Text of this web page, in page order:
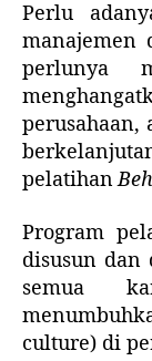
Perlu
manajemen
perlunya
perusahaan,
pelatihan
Program
disusun
semua
culture) di